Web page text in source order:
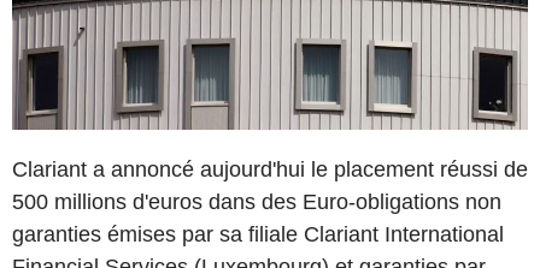
Clariant a annoncé aujourd'hui le placement réussi de
500 millions d'euros dans des Euro-obligations non
garanties émises par sa filiale Clariant International